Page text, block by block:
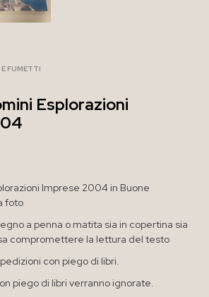
E FUMETTI
Esplorazioni
Imprese 2004 in Buone
foto
a penna o matita sia in copertina sia
compromettere la lettura del testo
con piego di libri.
piego di libri verranno ignorate.